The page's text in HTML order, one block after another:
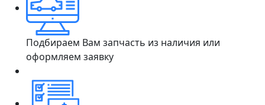
Подбираем Вам запчасть из наличия или
оформляем заявку